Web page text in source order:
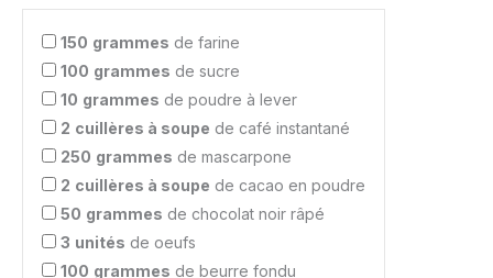
150 grammes de farine
100 grammes de sucre
10 grammes de poudre à lever
2 cuillères à soupe de café instantané
250 grammes de mascarpone
2 cuillères à soupe de cacao en poudre
50 grammes de chocolat noir râpé
3 unités de oeufs
100 grammes de beurre fondu